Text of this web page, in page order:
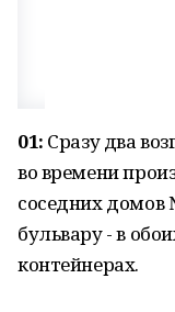
01: Сразу два
во времени
соседних
бульвару - в
контейнерах.